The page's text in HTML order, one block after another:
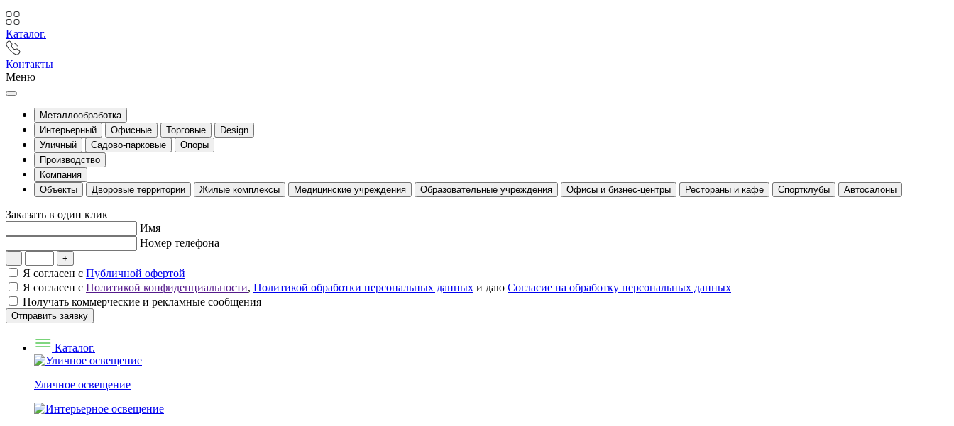
Каталог.
Контакты
Меню
Металлообработка
Интерьерный
Офисные Торговые
Design
Уличный
Садово-парковые
Опоры
Производство
Компания
Объекты
Дворовые территории Жилые комплексы Медицинские учреждения Образовательные учреждения Офисы и бизнес-центры Рестораны и кафе Спортклубы Автосалоны
Заказать в один клик
Имя
Номер телефона
– +
Я согласен с Публичной офертой
Я согласен с Политикой конфиденциальности, Политикой обработки персональных данных и даю Согласие на обработку персональных данных
Получать коммерческие и рекламные сообщения
Отправить заявку
Каталог.
Уличное освещение